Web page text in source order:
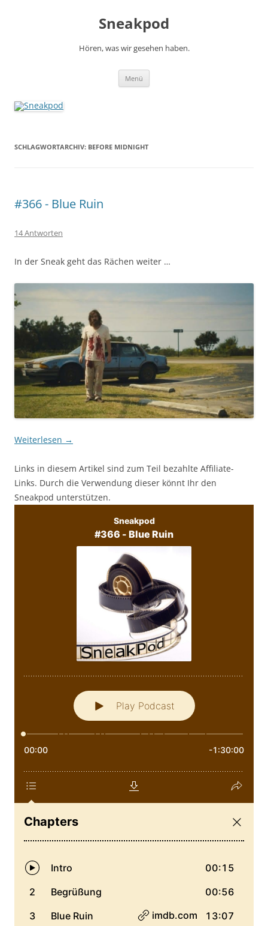
Sneakpod
Hören, was wir gesehen haben.
Menü
SCHLAGWORTARCHIV: BEFORE MIDNIGHT
#366 - Blue Ruin
14 Antworten
In der Sneak geht das Rächen weiter …
Weiterlesen →
Links in diesem Artikel sind zum Teil bezahlte Affiliate-
Links. Durch die Verwendung dieser könnt Ihr den
Sneakpod unterstützen.